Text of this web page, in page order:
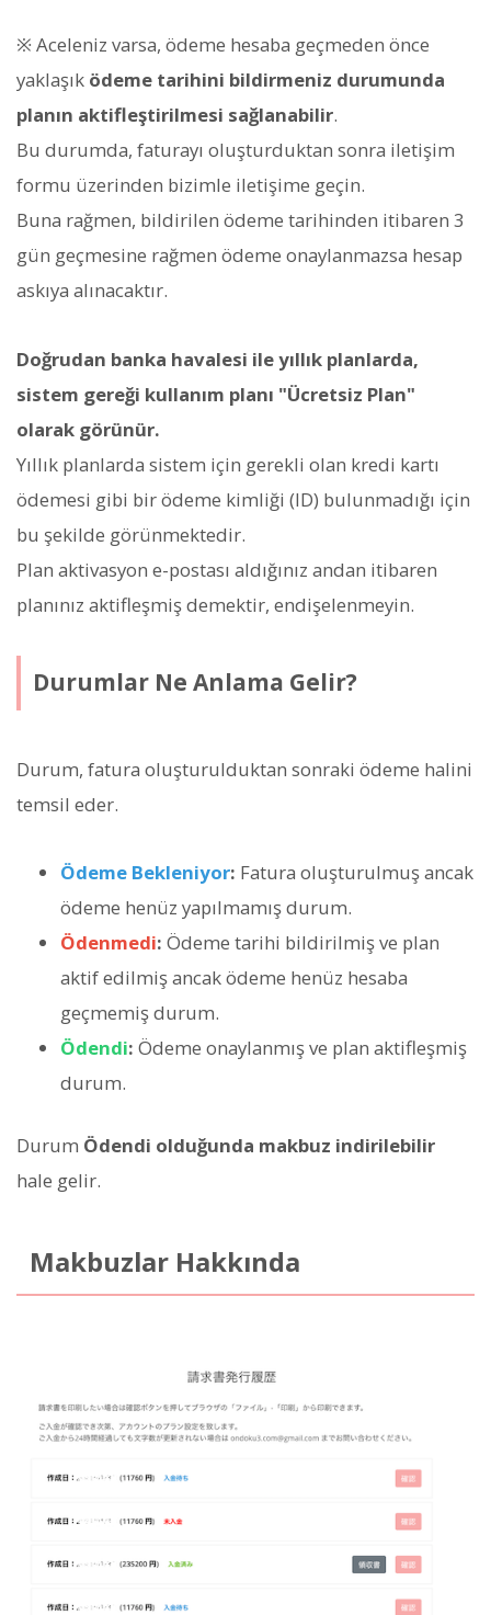
※ Aceleniz varsa, ödeme hesaba geçmeden önce
yaklaşık ödeme tarihini bildirmeniz durumunda
planın aktifleştirilmesi sağlanabilir.
Bu durumda, faturayı oluşturduktan sonra iletişim
formu üzerinden bizimle iletişime geçin.
Buna rağmen, bildirilen ödeme tarihinden itibaren 3
gün geçmesine rağmen ödeme onaylanmazsa hesap
askıya alınacaktır.
Doğrudan banka havalesi ile yıllık planlarda,
sistem gereği kullanım planı "Ücretsiz Plan"
olarak görünür.
Yıllık planlarda sistem için gerekli olan kredi kartı
ödemesi gibi bir ödeme kimliği (ID) bulunmadığı için
bu şekilde görünmektedir.
Plan aktivasyon e-postası aldığınız andan itibaren
planınız aktifleşmiş demektir, endişelenmeyin.
Durumlar Ne Anlama Gelir?
Durum, fatura oluşturulduktan sonraki ödeme halini
temsil eder.
Ödeme Bekleniyor: Fatura oluşturulmuş ancak
ödeme henüz yapılmamış durum.
Ödenmedi: Ödeme tarihi bildirilmiş ve plan
aktif edilmiş ancak ödeme henüz hesaba
geçmemiş durum.
Ödendi: Ödeme onaylanmış ve plan aktifleşmiş
durum.
Durum Ödendi olduğunda makbuz indirilebilir
hale gelir.
Makbuzlar Hakkında